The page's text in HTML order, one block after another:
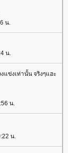
น.
น.
แข่งเท่านั้น จริงๆแฮะ
น.
น.